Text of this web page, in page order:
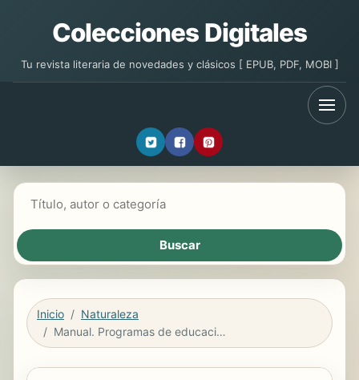
Colecciones Digitales
Tu revista literaria de novedades y clásicos [ EPUB, PDF, MOBI ]
Inicio
Naturaleza
Manual. Programas de educación ambiental (MF0806_3). Certificados de profesionalidad. Interpretación y educación ambiental (SEAG0109)